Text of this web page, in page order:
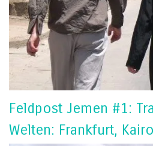
Feldpost Jemen #1:
Welten: Frankfurt,